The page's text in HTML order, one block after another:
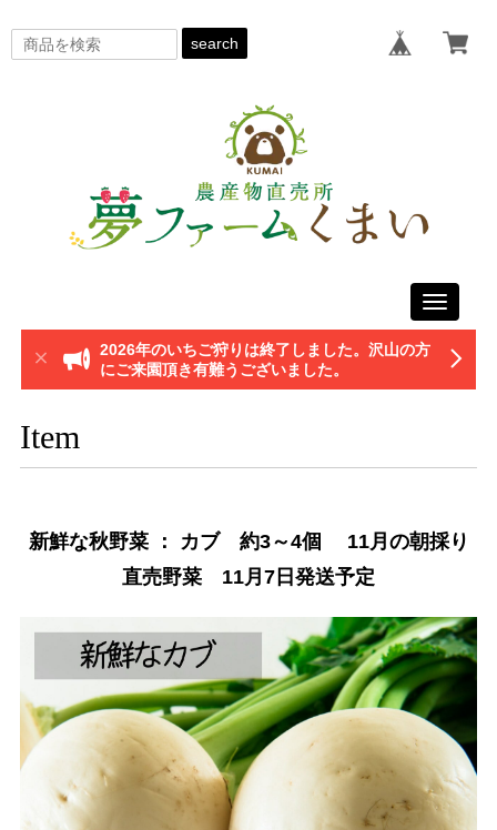
search
Toggle
2026年のいちご狩りは終了しました。沢山の方
にご来園頂き有難うございました。
Item
新鮮な秋野菜 ： カブ 約3～4個 11月の朝採り
直売野菜 11月7日発送予定